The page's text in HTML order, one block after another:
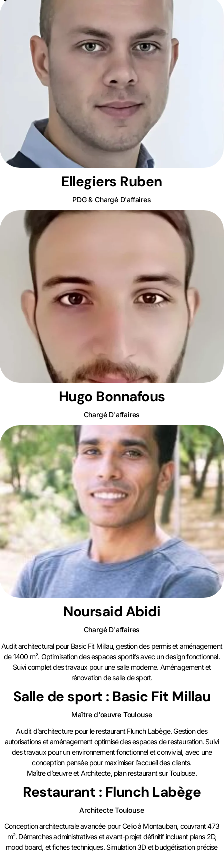
Ellegiers Ruben
PDG & Chargé D'affaires
Hugo Bonnafous
Chargé D'affaires
Noursaid Abidi
Chargé D'affaires
Audit architectural pour Basic Fit Millau, gestion des permis et aménagement
de 1400 m². Optimisation des espaces sportifs avec un design fonctionnel.
Suivi complet des travaux pour une salle moderne. Aménagement et
rénovation de salle de sport.
Salle de sport : Basic Fit Millau
Maître d'œuvre Toulouse
Audit d’architecture pour le restaurant Flunch Labège. Gestion des
autorisations et aménagement optimisé des espaces de restauration. Suivi
des travaux pour un environnement fonctionnel et convivial, avec une
conception pensée pour maximiser l’accueil des clients.
Maître d’œuvre et Architecte, plan restaurant sur Toulouse.
Restaurant : Flunch Labège
Architecte Toulouse
Conception architecturale avancée pour Celio à Montauban, couvrant 473
m². Démarches administratives et avant-projet définitif incluant plans 2D,
mood board, et fiches techniques. Simulation 3D et budgétisation précise